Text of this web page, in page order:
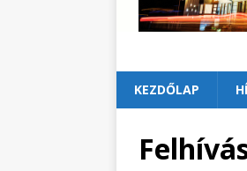
KEZDŐLAP